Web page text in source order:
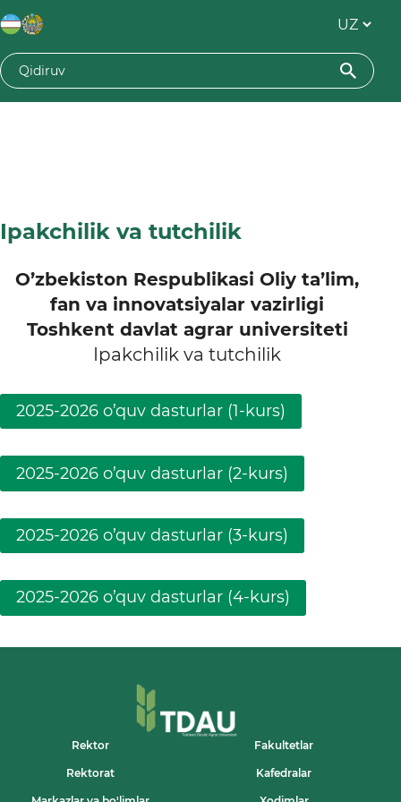
Ipakchilik va tutchilik
O’zbekiston Respublikasi Oliy ta’lim,
fan va innovatsiyalar vazirligi
Toshkent davlat agrar universiteti
Ipakchilik va tutchilik
2025-2026 o’quv dasturlar (1-kurs)
2025-2026 o’quv dasturlar (2-kurs)
2025-2026 o’quv dasturlar (3-kurs)
2025-2026 o’quv dasturlar (4-kurs)
Rektor Fakultetlar
Rektorat Kafedralar